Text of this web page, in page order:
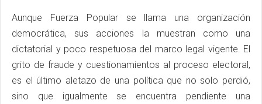
Aunque Fuerza Popular se llama una organización
democrática, sus acciones la muestran como una
dictatorial y poco respetuosa del marco legal vigente. El
grito de fraude y cuestionamientos al proceso electoral,
es el último aletazo de una política que no solo perdió,
sino que igualmente se encuentra pendiente una